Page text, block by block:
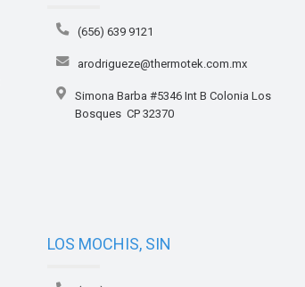
(656) 639 9121
arodrigueze@thermotek.com.mx
Simona Barba #5346 Int B Colonia Los
Bosques CP 32370
LOS MOCHIS, SIN